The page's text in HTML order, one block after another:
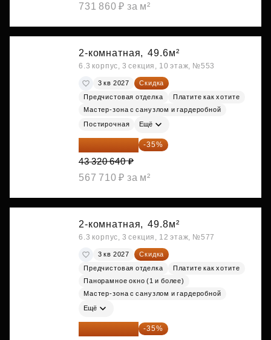
731 860 ₽ за м²
2-комнатная, 49.6м²
6.3 корпус, 3 секция, 10 этаж, №553
3 кв 2027
Скидка
Предчистовая отделка
Платите как хотите
Мастер-зона с санузлом и гардеробной
Постирочная Ещё
28 158 416 ₽ -35%
43 320 640 ₽
567 710 ₽ за м²
2-комнатная, 49.8м²
6.3 корпус, 3 секция, 12 этаж, №577
3 кв 2027
Скидка
Предчистовая отделка
Платите как хотите
Панорамное окно (1 и более)
Мастер-зона с санузлом и гардеробной
Ещё
28 336 698 ₽ -35%